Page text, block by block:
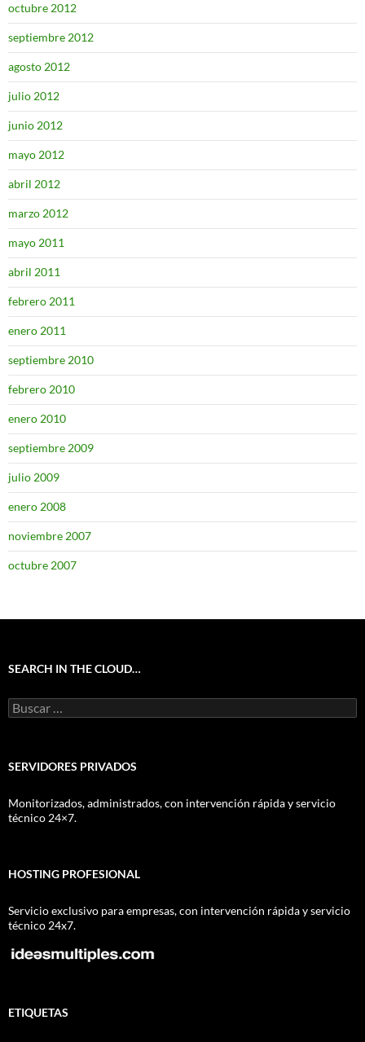
octubre 2012
septiembre 2012
agosto 2012
julio 2012
junio 2012
mayo 2012
abril 2012
marzo 2012
mayo 2011
abril 2011
febrero 2011
enero 2011
septiembre 2010
febrero 2010
enero 2010
septiembre 2009
julio 2009
enero 2008
noviembre 2007
octubre 2007
SEARCH IN THE CLOUD…
Buscar:
SERVIDORES PRIVADOS
Monitorizados, administrados, con intervención rápida y servicio
técnico 24×7.
HOSTING PROFESIONAL
Servicio exclusivo para empresas, con intervención rápida y servicio
técnico 24x7.
ETIQUETAS